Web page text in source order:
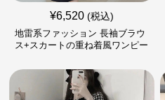
¥6,520 (税込)
地雷系ファッション 長袖ブラウ
ス+スカートの重ね着風ワンピー